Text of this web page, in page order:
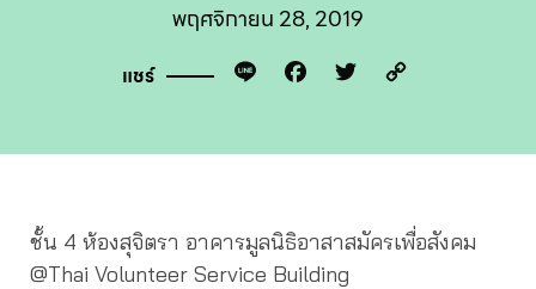
พฤศจิกายน 28, 2019
แชร์ Line Facebook
Twitter
ชั้น 4 ห้องสุจิตรา อาคารมูลนิธิอาสาสมัครเพื่อสังคม
@Thai Volunteer Service Building